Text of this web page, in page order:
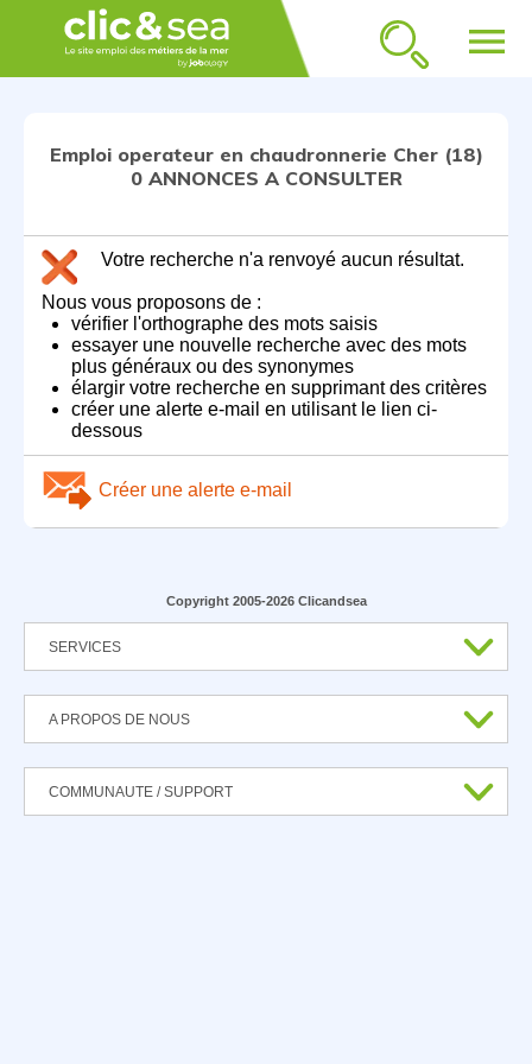
menu
Emploi operateur en chaudronnerie Cher (18)
0 ANNONCES A CONSULTER
Votre recherche n'a renvoyé aucun résultat.
Nous vous proposons de :
vérifier l'orthographe des mots saisis
essayer une nouvelle recherche avec des mots
plus généraux ou des synonymes
élargir votre recherche en supprimant des critères
créer une alerte e-mail en utilisant le lien ci-
dessous
Créer une alerte e-mail
Copyright 2005-2026 Clicandsea
SERVICES
A PROPOS DE NOUS
COMMUNAUTE / SUPPORT